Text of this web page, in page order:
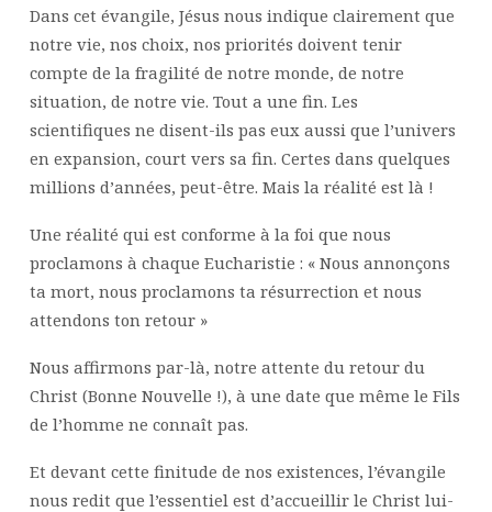
Dans cet évangile, Jésus nous indique clairement que
notre vie, nos choix, nos priorités doivent tenir
compte de la fragilité de notre monde, de notre
situation, de notre vie. Tout a une fin. Les
scientifiques ne disent-ils pas eux aussi que l’univers
en expansion, court vers sa fin. Certes dans quelques
millions d’années, peut-être. Mais la réalité est là !
Une réalité qui est conforme à la foi que nous
proclamons à chaque Eucharistie : « Nous annonçons
ta mort, nous proclamons ta résurrection et nous
attendons ton retour »
Nous affirmons par-là, notre attente du retour du
Christ (Bonne Nouvelle !), à une date que même le Fils
de l’homme ne connaît pas.
Et devant cette finitude de nos existences, l’évangile
nous redit que l’essentiel est d’accueillir le Christ lui-